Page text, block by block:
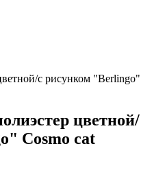
с рисунком "Berlingo"
цветной/
Cosmo cat